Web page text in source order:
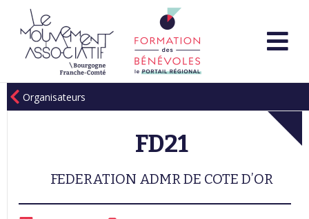
Organisateurs
FD21
FEDERATION ADMR DE COTE D’OR